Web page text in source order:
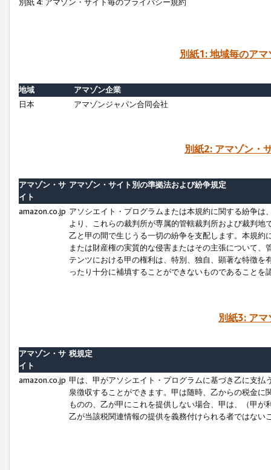
別紙1: 地域毎のア
地域
アマゾン企業
日本
アマゾンジャパン合同会社
別紙2: アマゾン・
アマゾン・サ
イト
アマゾン・サイト別の準拠法および紛争規定
amazon.co.jp アソシエイト・プログラムまたは本規約に関する紛争
より、これらの裁判所が専属的管轄裁判所および裁判
乙と甲の間で生じうる一切の紛争を支配します。本規
または財産権の実質的な侵害またはその主張について
テンツにおける甲の権利は、特別、独自、顕著な特徴
ったり十分に補填することができないものであることを
別紙3: ア
アマゾン・サ
イト
税規定
amazon.co.jp 甲は、甲がアソシエイト・プログラムに基づき乙に支
泉徴収することができます。甲は随時、乙からの税金
ものの、乙が甲にこれを提供しない場合、甲は、（甲
乙が当該税関連情報の提供を義務付けられる者ではな